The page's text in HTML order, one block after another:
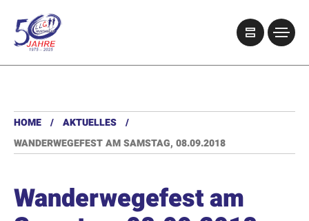
HOME
AKTUELLES
WANDERWEGEFEST AM SAMSTAG, 08.09.2018
Wanderwegefest am